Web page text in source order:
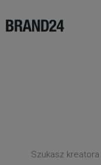
Szukasz